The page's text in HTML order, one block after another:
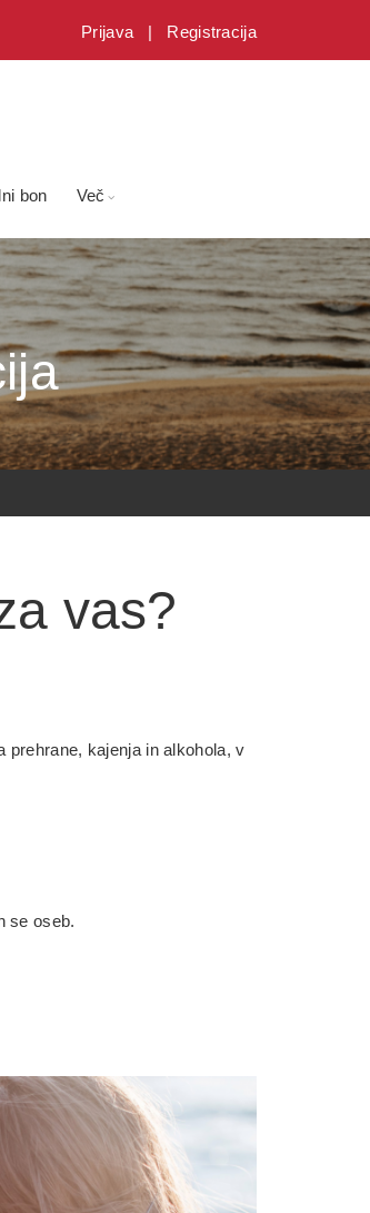
Prijava | Registracija
bon Več
vas?
prehrane, kajenja in alkohola, v
se oseb.